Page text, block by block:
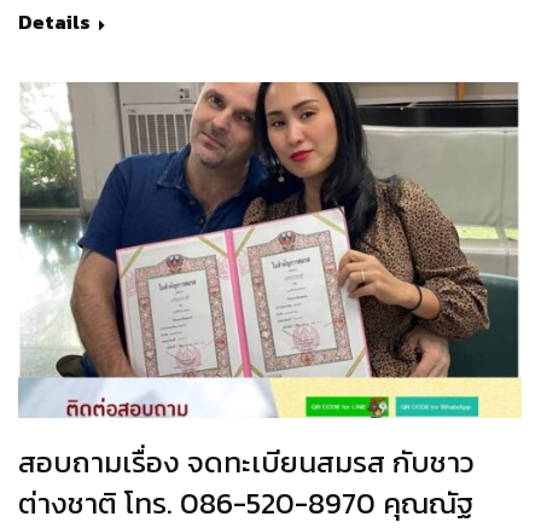
Details
สอบถามเรื่อง จดทะเบียนสมรส กับชาว
ต่างชาติ โทร. 086-520-8970 คุณณัฐ